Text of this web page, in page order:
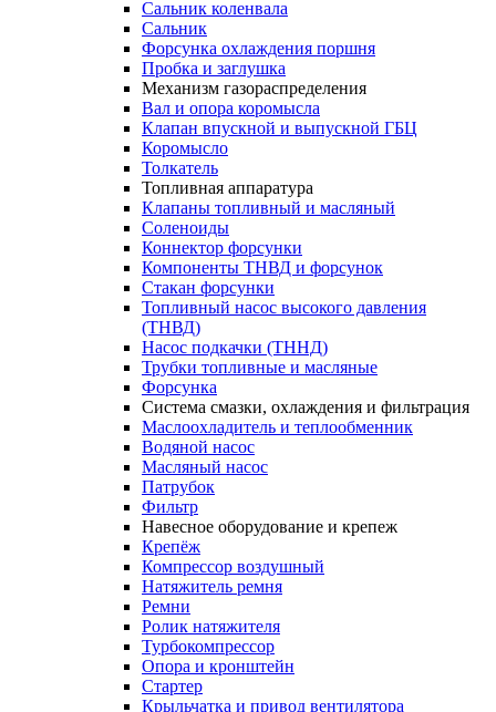
Сальник коленвала
Сальник
Форсунка охлаждения поршня
Пробка и заглушка
Механизм газораспределения
Вал и опора коромысла
Клапан впускной и выпускной ГБЦ
Коромысло
Толкатель
Топливная аппаратура
Клапаны топливный и масляный
Соленоиды
Коннектор форсунки
Компоненты ТНВД и форсунок
Стакан форсунки
Топливный насос высокого давления
(ТНВД)
Насос подкачки (ТННД)
Трубки топливные и масляные
Форсунка
Система смазки, охлаждения и фильтрация
Маслоохладитель и теплообменник
Водяной насос
Масляный насос
Патрубок
Фильтр
Навесное оборудование и крепеж
Крепёж
Компрессор воздушный
Натяжитель ремня
Ремни
Ролик натяжителя
Турбокомпрессор
Опора и кронштейн
Стартер
Крыльчатка и привод вентилятора